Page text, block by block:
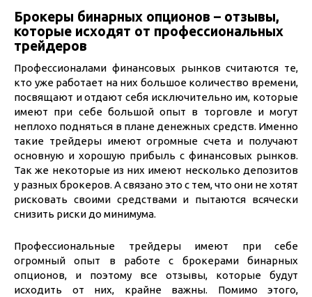
Брокеры бинарных опционов – отзывы,
которые исходят от профессиональных
трейдеров
Профессионалами финансовых рынков считаются те,
кто уже работает на них большое количество времени,
посвящают и отдают себя исключительно им, которые
имеют при себе большой опыт в торговле и могут
неплохо подняться в плане денежных средств. Именно
такие трейдеры имеют огромные счета и получают
основную и хорошую прибыль с финансовых рынков.
Так же некоторые из них имеют несколько депозитов
у разных брокеров. А связано это с тем, что они не хотят
рисковать своими средствами и пытаются всячески
снизить риски до минимума.
Профессиональные трейдеры имеют при себе
огромный опыт в работе с брокерами бинарных
опционов, и поэтому все отзывы, которые будут
исходить от них, крайне важны. Помимо этого,